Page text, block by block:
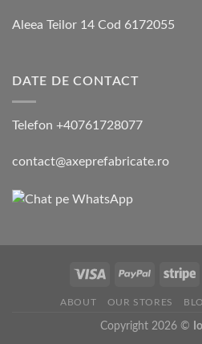
Aleea Teilor 14 Cod 6172055
DATE DE CONTACT
Telefon +40761728077
contact@axeprefabricate.ro
ABOUT OUR STORES
Copyright 2026 ©